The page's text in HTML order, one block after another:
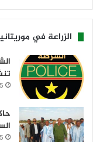
الزراعة في
25
25